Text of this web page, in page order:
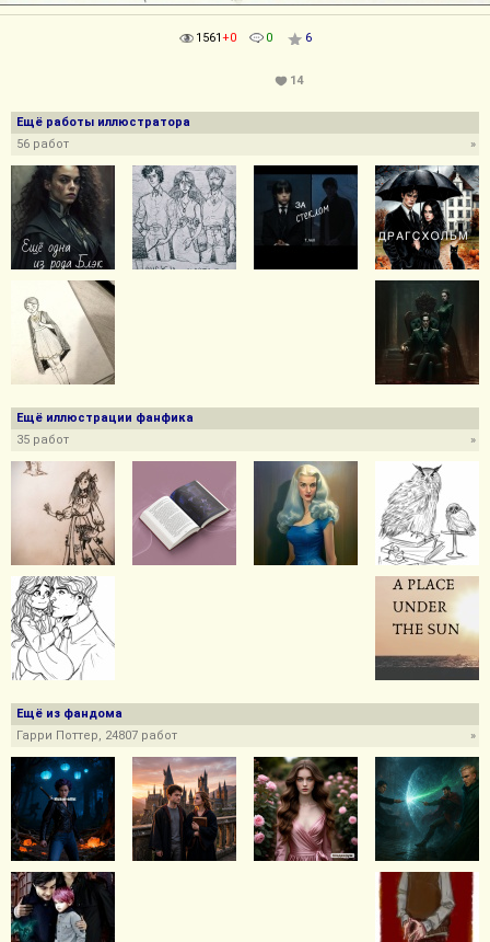
1561+0 0 6
14
Ещё работы иллюстратора
»
56 работ
Ещё иллюстрации фанфика
35 работ
»
Ещё из фандома
»
Гарри Поттер, 24807 работ